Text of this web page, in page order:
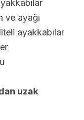
ve ayağı
ayakkabılar
uzak